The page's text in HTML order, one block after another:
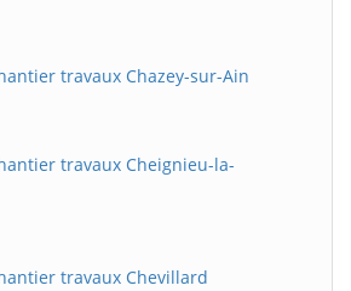
travaux Chazey-sur-Ain
travaux Cheignieu-la-
travaux Chevillard